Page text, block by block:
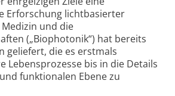
Erforschung lichtbasierter
und die
(„Biophotonik“) hat bereits
geliefert, die es erstmals
Lebensprozesse bis in die Details
funktionalen Ebene zu